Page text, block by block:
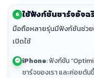
6 ใช้ฟังก์ชันชาร์จอัจฉ
มือถือหลายรุ่นมีฟังก์ชันช่ว
เปิดใช้
iPhone: ฟังก์ชัน
ชาร์จของเรา และค่อยดัน